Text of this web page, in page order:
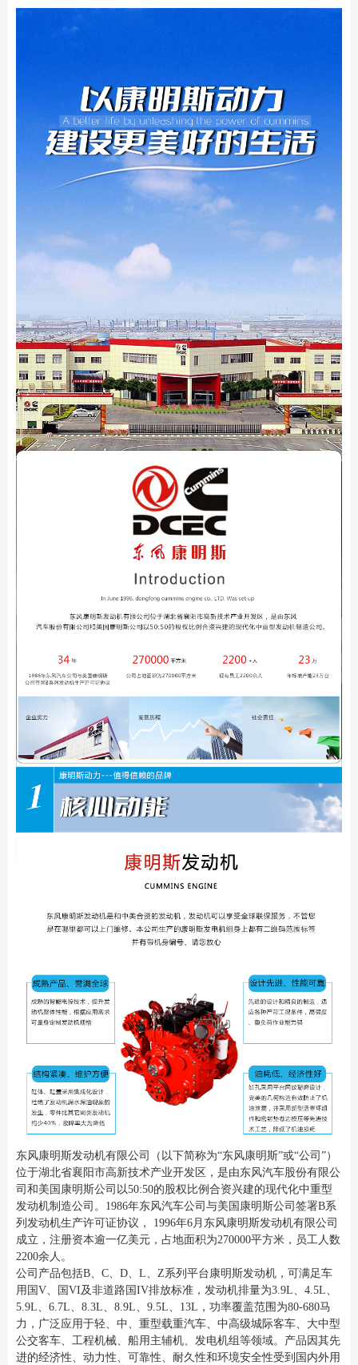
东风康明斯发动机有限公司（以下简称为“东风康明斯”或“公司”）
位于湖北省襄阳市高新技术产业开发区，是由东风汽车股份有限公
司和美国康明斯公司以50:50的股权比例合资兴建的现代化中重型
发动机制造公司。1986年东风汽车公司与美国康明斯公司签署B系
列发动机生产许可证协议， 1996年6月东风康明斯发动机有限公司
成立，注册资本逾一亿美元，占地面积为270000平方米，员工人数
2200余人。
公司产品包括B、C、D、L、Z系列平台康明斯发动机，可满足车
用国V、国VI及非道路国IV排放标准，发动机排量为3.9L、4.5L、
5.9L、6.7L、8.3L、8.9L、9.5L、13L，功率覆盖范围为80-680马
力，广泛应用于轻、中、重型载重汽车、中高级城际客车、大中型
公交客车、工程机械、船用主辅机、发电机组等领域。产品因其先
进的经济性、动力性、可靠性、耐久性和环境安全性受到国内外用